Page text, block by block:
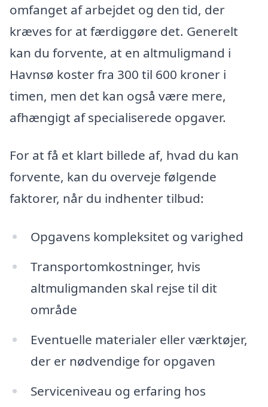
omfanget af arbejdet og den tid, der
kræves for at færdiggøre det. Generelt
kan du forvente, at en altmuligmand i
Havnsø koster fra 300 til 600 kroner i
timen, men det kan også være mere,
afhængigt af specialiserede opgaver.
For at få et klart billede af, hvad du kan
forvente, kan du overveje følgende
faktorer, når du indhenter tilbud:
Opgavens kompleksitet og varighed
Transportomkostninger, hvis
altmuligmanden skal rejse til dit
område
Eventuelle materialer eller værktøjer,
der er nødvendige for opgaven
Serviceniveau og erfaring hos